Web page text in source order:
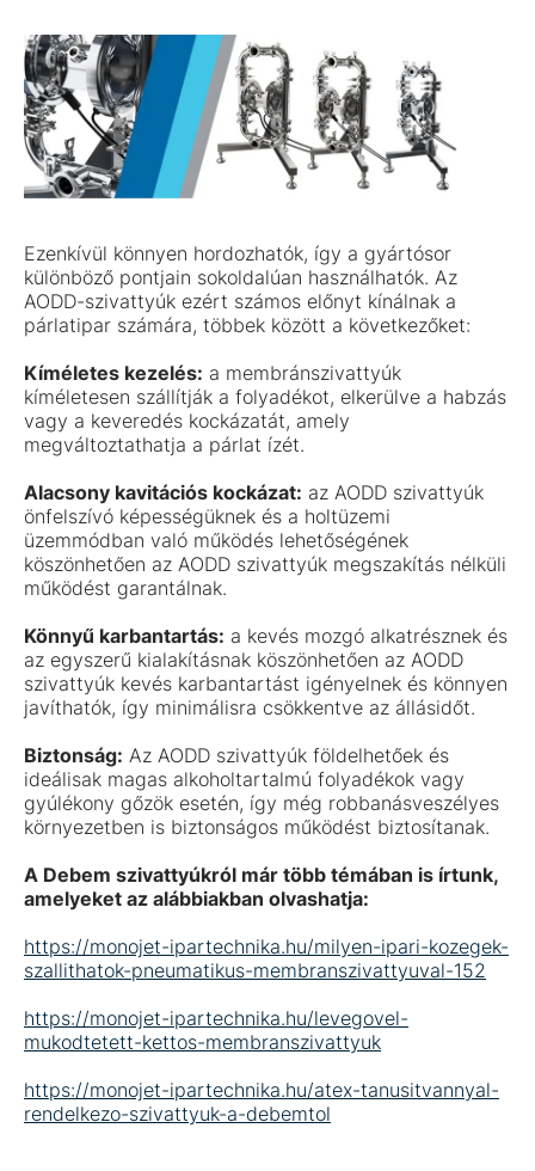
Ezenkívül könnyen hordozhatók, így a gyártósor
különböző pontjain sokoldalúan használhatók. Az
AODD-szivattyúk ezért számos előnyt kínálnak a
párlatipar számára, többek között a következőket:
Kíméletes kezelés: a membránszivattyúk
kíméletesen szállítják a folyadékot, elkerülve a habzás
vagy a keveredés kockázatát, amely
megváltoztathatja a párlat ízét.
Alacsony kavitációs kockázat: az AODD szivattyúk
önfelszívó képességüknek és a holtüzemi
üzemmódban való működés lehetőségének
köszönhetően az AODD szivattyúk megszakítás nélküli
működést garantálnak.
Könnyű karbantartás: a kevés mozgó alkatrésznek és
az egyszerű kialakításnak köszönhetően az AODD
szivattyúk kevés karbantartást igényelnek és könnyen
javíthatók, így minimálisra csökkentve az állásidőt.
Biztonság: Az AODD szivattyúk földelhetőek és
ideálisak magas alkoholtartalmú folyadékok vagy
gyúlékony gőzök esetén, így még robbanásveszélyes
környezetben is biztonságos működést biztosítanak.
A Debem szivattyúkról már több témában is írtunk,
amelyeket az alábbiakban olvashatja:
https://monojet-ipartechnika.hu/milyen-ipari-kozegek-
szallithatok-pneumatikus-membranszivattyuval-152
https://monojet-ipartechnika.hu/levegovel-
mukodtetett-kettos-membranszivattyuk
https://monojet-ipartechnika.hu/atex-tanusitvannyal-
rendelkezo-szivattyuk-a-debemtol